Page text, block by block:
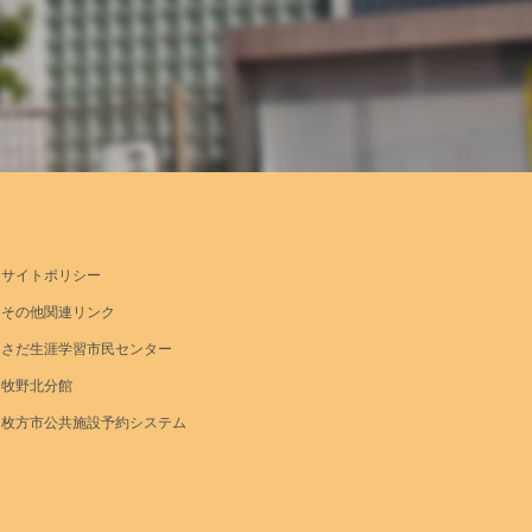
サイトポリシー
その他関連リンク
さだ生涯学習市民センター
牧野北分館
枚方市公共施設予約システム